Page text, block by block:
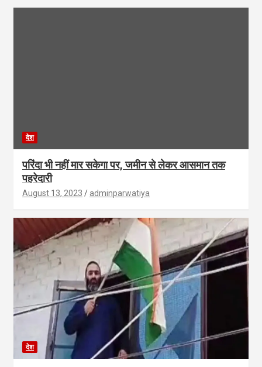
देश
परिंदा भी नहीं मार सकेगा पर, जमीन से लेकर आसमान तक
पहरेदारी
August 13, 2023 adminparwatiya
देश